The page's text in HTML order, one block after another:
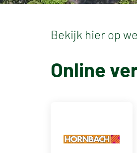
Bekijk hier op
Online